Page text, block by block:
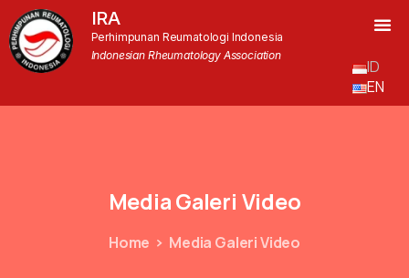
IRA
Perhimpunan Reumatologi Indonesia
Indonesian Rheumatology Association
ID
EN
MediaGaleri Video
Home Media Galeri Video